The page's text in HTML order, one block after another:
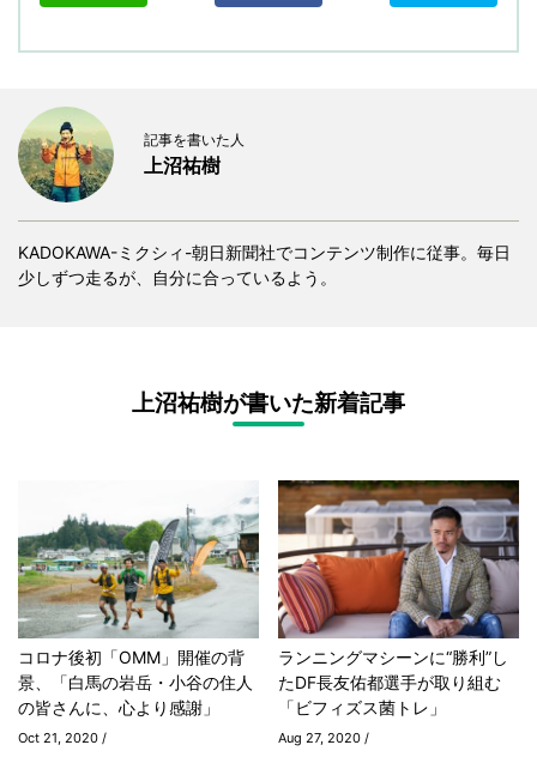
記事を書いた人
上沼祐樹
KADOKAWA-ミクシィ-朝日新聞社でコンテンツ制作に従事。毎日
少しずつ走るが、自分に合っているよう。
上沼祐樹が書いた新着記事
コロナ後初「OMM」開催の背
景、「白馬の岩岳・小谷の住人
の皆さんに、心より感謝」
Oct 21, 2020 /
ランニングマシーンに“勝利”し
たDF長友佑都選手が取り組む
「ビフィズス菌トレ」
Aug 27, 2020 /